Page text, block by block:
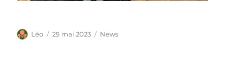
Auteur
Léo
Publié
29 mai 2023 Catégories
News